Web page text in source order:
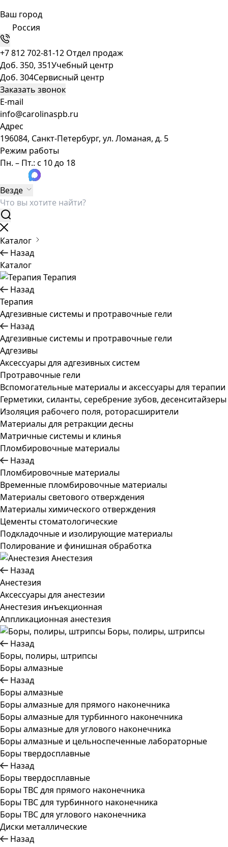
Ваш город
Россия
+7 812 702-81-12 Отдел продаж
Доб. 350, 351Учебный центр
Доб. 304Сервисный центр
Заказать звонок
E-mail
info@carolinaspb.ru
Адрес
196084, Санкт-Петербург, ул. Ломаная, д. 5
Режим работы
Пн. – Пт.: с 10 до 18
Везде
Каталог
Назад
Каталог
Терапия
Назад
Терапия
Адгезивные системы и протравочные гели
Назад
Адгезивные системы и протравочные гели
Адгезивы
Аксессуары для адгезивных систем
Протравочные гели
Вспомогательные материалы и аксессуары для терапии
Герметики, силанты, серебрение зубов, десенситайзеры
Изоляция рабочего поля, роторасширители
Материалы для ретракции десны
Матричные системы и клинья
Пломбировочные материалы
Назад
Пломбировочные материалы
Временные пломбировочные материалы
Материалы светового отверждения
Материалы химического отверждения
Цементы стоматологические
Подкладочные и изолирующие материалы
Полирование и финишная обработка
Анестезия
Назад
Анестезия
Аксессуары для анестезии
Анестезия инъекционная
Аппликационная анестезия
Боры, полиры, штрипсы
Назад
Боры, полиры, штрипсы
Боры алмазные
Назад
Боры алмазные
Боры алмазные для прямого наконечника
Боры алмазные для турбинного наконечника
Боры алмазные для углового наконечника
Боры алмазные и цельноспеченные лабораторные
Боры твердосплавные
Назад
Боры твердосплавные
Боры ТВС для прямого наконечника
Боры ТВС для турбинного наконечника
Боры ТВС для углового наконечника
Диски металлические
Назад